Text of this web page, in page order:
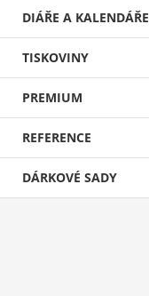
DIÁŘE A KALENDÁŘE
TISKOVINY
PREMIUM
REFERENCE
DÁRKOVÉ SADY